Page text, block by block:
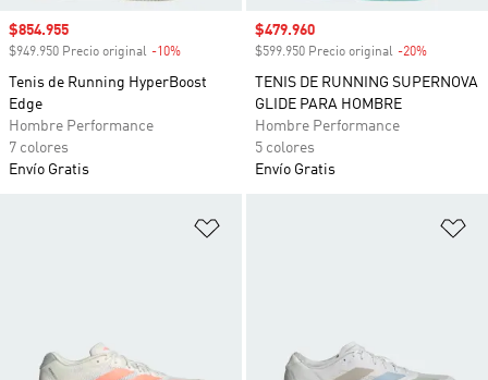
Precio de venta
$854.955
$949.950 Precio original -10%
Tenis de Running HyperBoost
Edge
Hombre Performance
7 colores
Envío Gratis
Precio de venta
$479.960
$599.950 Precio original -20%
TENIS DE RUNNING SUPERNOVA
GLIDE PARA HOMBRE
Hombre Performance
5 colores
Envío Gratis